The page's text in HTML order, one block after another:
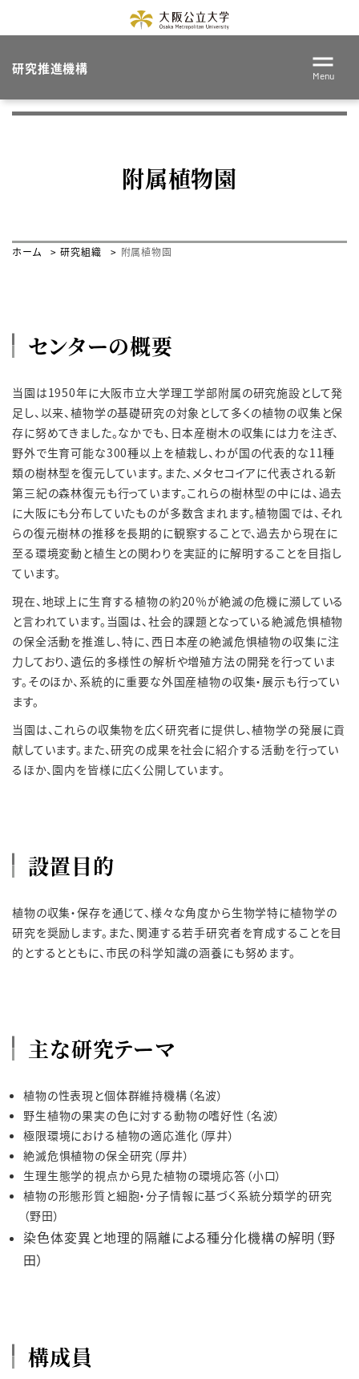
研究推進機構 Menu
附属植物園
ホーム 研究組織 附属植物園
センターの概要
当園は1950年に大阪市立大学理工学部附属の研究施設として発
足し、以来、植物学の基礎研究の対象として多くの植物の収集と保
存に努めてきました。なかでも、日本産樹木の収集には力を注ぎ、
野外で生育可能な300種以上を植栽し、わが国の代表的な11種
類の樹林型を復元しています。また、メタセコイアに代表される新
第三紀の森林復元も行っています。これらの樹林型の中には、過去
に大阪にも分布していたものが多数含まれます。植物園では、それ
らの復元樹林の推移を長期的に観察することで、過去から現在に
至る環境変動と植生との関わりを実証的に解明することを目指し
ています。
現在、地球上に生育する植物の約20％が絶滅の危機に瀕している
と言われています。当園は、社会的課題となっている絶滅危惧植物
の保全活動を推進し、特に、西日本産の絶滅危惧植物の収集に注
力しており、遺伝的多様性の解析や増殖方法の開発を行っていま
す。そのほか、系統的に重要な外国産植物の収集・展示も行ってい
ます。
当園は、これらの収集物を広く研究者に提供し、植物学の発展に貢
献しています。また、研究の成果を社会に紹介する活動を行ってい
るほか、園内を皆様に広く公開しています。
設置目的
植物の収集・保存を通じて、様々な角度から生物学特に植物学の
研究を奨励します。また、関連する若手研究者を育成することを目
的とするとともに、市民の科学知識の涵養にも努めます。
主な研究テーマ
植物の性表現と個体群維持機構（名波）
野生植物の果実の色に対する動物の嗜好性（名波）
極限環境における植物の適応進化（厚井）
絶滅危惧植物の保全研究（厚井）
生理生態学的視点から見た植物の環境応答（小口）
植物の形態形質と細胞・分子情報に基づく系統分類学的研究
（野田）
染色体変異と地理的隔離による種分化機構の解明（野
田）
構成員